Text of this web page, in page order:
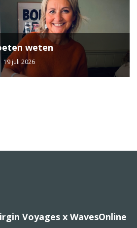
weten
19 juli 2026
Voyages x WavesOnline